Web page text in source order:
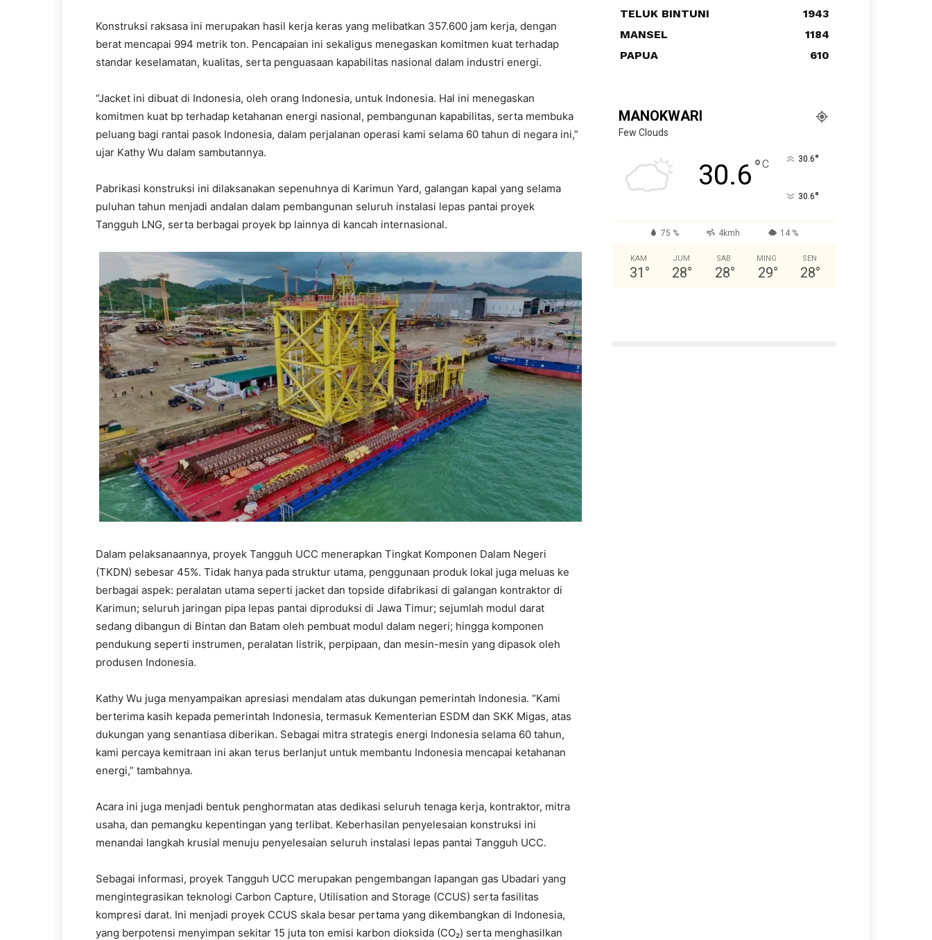
Konstruksi raksasa ini merupakan hasil kerja keras yang melibatkan 357.600 jam kerja, dengan
berat mencapai 994 metrik ton. Pencapaian ini sekaligus menegaskan komitmen kuat terhadap
standar keselamatan, kualitas, serta penguasaan kapabilitas nasional dalam industri energi.
“Jacket ini dibuat di Indonesia, oleh orang Indonesia, untuk Indonesia. Hal ini menegaskan
komitmen kuat bp terhadap ketahanan energi nasional, pembangunan kapabilitas, serta membuka
peluang bagi rantai pasok Indonesia, dalam perjalanan operasi kami selama 60 tahun di negara ini,”
ujar Kathy Wu dalam sambutannya.
Pabrikasi konstruksi ini dilaksanakan sepenuhnya di Karimun Yard, galangan kapal yang selama
puluhan tahun menjadi andalan dalam pembangunan seluruh instalasi lepas pantai proyek
Tangguh LNG, serta berbagai proyek bp lainnya di kancah internasional.
Dalam pelaksanaannya, proyek Tangguh UCC menerapkan Tingkat Komponen Dalam Negeri
(TKDN) sebesar 45%. Tidak hanya pada struktur utama, penggunaan produk lokal juga meluas ke
berbagai aspek: peralatan utama seperti jacket dan topside difabrikasi di galangan kontraktor di
Karimun; seluruh jaringan pipa lepas pantai diproduksi di Jawa Timur; sejumlah modul darat
sedang dibangun di Bintan dan Batam oleh pembuat modul dalam negeri; hingga komponen
pendukung seperti instrumen, peralatan listrik, perpipaan, dan mesin-mesin yang dipasok oleh
produsen Indonesia.
Kathy Wu juga menyampaikan apresiasi mendalam atas dukungan pemerintah Indonesia. “Kami
berterima kasih kepada pemerintah Indonesia, termasuk Kementerian ESDM dan SKK Migas, atas
dukungan yang senantiasa diberikan. Sebagai mitra strategis energi Indonesia selama 60 tahun,
kami percaya kemitraan ini akan terus berlanjut untuk membantu Indonesia mencapai ketahanan
energi,” tambahnya.
Acara ini juga menjadi bentuk penghormatan atas dedikasi seluruh tenaga kerja, kontraktor, mitra
usaha, dan pemangku kepentingan yang terlibat. Keberhasilan penyelesaian konstruksi ini
menandai langkah krusial menuju penyelesaian seluruh instalasi lepas pantai Tangguh UCC.
Sebagai informasi, proyek Tangguh UCC merupakan pengembangan lapangan gas Ubadari yang
mengintegrasikan teknologi Carbon Capture, Utilisation and Storage (CCUS) serta fasilitas
kompresi darat. Ini menjadi proyek CCUS skala besar pertama yang dikembangkan di Indonesia,
yang berpotensi menyimpan sekitar 15 juta ton emisi karbon dioksida (CO₂) serta menghasilkan
TELUK BINTUNI
1943
MANSEL
1184
PAPUA
610
MANOKWARI
Few Clouds
30.6°C 30.6°
30.6°
75 % 4kmh 14 %
KAM
31 °
JUM
28°
SAB
28°
MING
29°
SEN
28°